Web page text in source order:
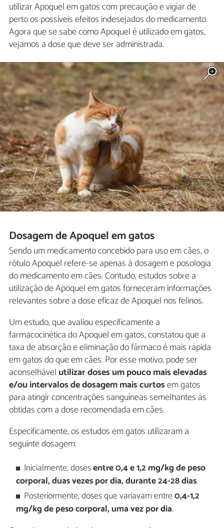
utilizar Apoquel em gatos com precaução e vigiar de
perto os possíveis efeitos indesejados do medicamento.
Agora que se sabe como Apoquel é utilizado em gatos,
vejamos a dose que deve ser administrada.
Dosagem de Apoquel em gatos
Sendo um medicamento concebido para uso em cães, o
rótulo Apoquel refere-se apenas à dosagem e posologia
do medicamento em cães. Contudo, estudos sobre a
utilização de Apoquel em gatos forneceram informações
relevantes sobre a dose eficaz de Apoquel nos felinos.
Um estudo, que avaliou especificamente a
farmacocinética do Apoquel em gatos, constatou que a
taxa de absorção e eliminação do fármaco é mais rápida
em gatos do que em cães. Por esse motivo, pode ser
aconselhável utilizar doses um pouco mais elevadas
e/ou intervalos de dosagem mais curtosem gatos
para atingir concentrações sanguíneas semelhantes às
obtidas com a dose recomendada em cães.
Especificamente, os estudos em gatos utilizaram a
seguinte dosagem:
Inicialmente, dosesentre 0,4 e 1,2 mg/kg de peso
corporal, duas vezes por dia, durante 24-28 dias.
Posteriormente, doses que variavam entre0,4-1,2
mg/kg de peso corporal, uma vez por dia.